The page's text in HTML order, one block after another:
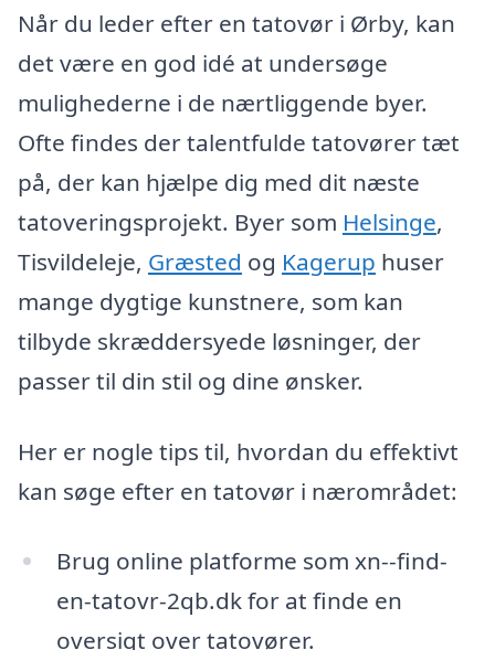
Når du leder efter en tatovør i Ørby, kan
det være en god idé at undersøge
mulighederne i de nærtliggende byer.
Ofte findes der talentfulde tatovører tæt
på, der kan hjælpe dig med dit næste
tatoveringsprojekt. Byer som Helsinge,
Tisvildeleje, Græsted og Kagerup huser
mange dygtige kunstnere, som kan
tilbyde skræddersyede løsninger, der
passer til din stil og dine ønsker.
Her er nogle tips til, hvordan du effektivt
kan søge efter en tatovør i nærområdet:
Brug online platforme som xn--find-
en-tatovr-2qb.dk for at finde en
oversigt over tatovører.